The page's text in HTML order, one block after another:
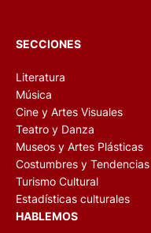
SECCIONES
Literatura
Música
Cine y Artes Visuales
Teatro y Danza
Museos y Artes Plásticas
Costumbres y Tendencias
Turismo Cultural
Estadísticas culturales
HABLEMOS